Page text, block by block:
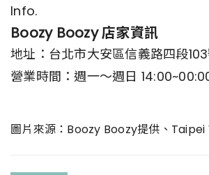
Info.
Boozy Boozy 店家資訊
地址：台北市大安區信義路四段
營業時間：週一～週日
圖片來源：Boozy Boozy提供、